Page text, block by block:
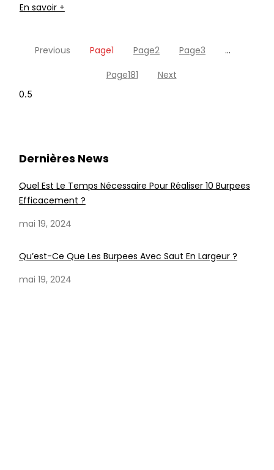
En savoir +
Previous Page1 Page2 Page3
…
Page181 Next
Dernières News
Quel Est Le Temps Nécessaire Pour Réaliser 10 Burpees
Efficacement ?
mai 19, 2024
Qu’est-Ce Que Les Burpees Avec Saut En Largeur ?
mai 19, 2024